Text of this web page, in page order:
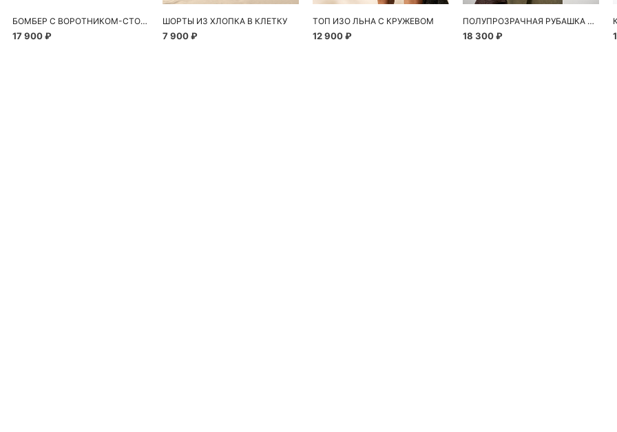
БОМБЕР С ВОРОТНИКОМ-СТОЙКОЙ
17 900 ₽
ШОРТЫ ИЗ ХЛОПКА В КЛЕТКУ
7 900 ₽
ТОП ИЗО ЛЬНА С КРУЖЕВОМ
12 900 ₽
ПОЛУПРОЗРАЧНАЯ РУБАШКА С РОМАШКАМИ
18 300 ₽